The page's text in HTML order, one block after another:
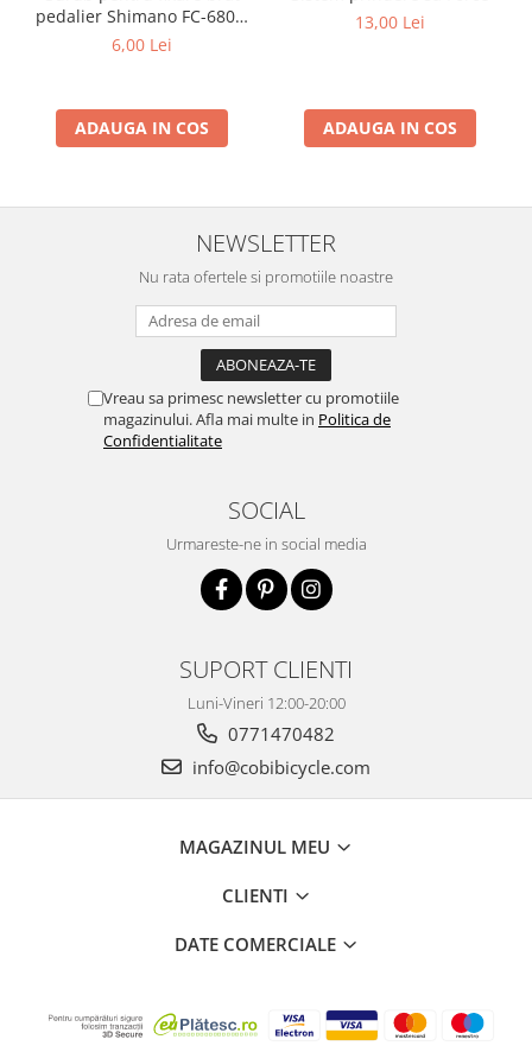
pedalier Shimano FC-6800,
M20
6,00 Lei
ADAUGA IN COS
13,00 Lei
ADAUGA IN COS
NEWSLETTER
Nu rata ofertele si promotiile noastre
Vreau sa primesc newsletter cu promotiile
magazinului. Afla mai multe in Politica de
Confidentialitate
SOCIAL
Urmareste-ne in social media
SUPORT CLIENTI
Luni-Vineri 12:00-20:00
0771470482
info@cobibicycle.com
MAGAZINUL MEU
CLIENTI
DATE COMERCIALE